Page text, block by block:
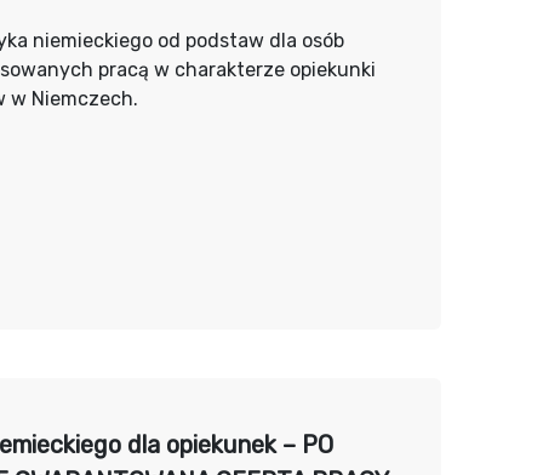
niemieckiego od podstaw dla osób
pracą w charakterze opiekunki
w Niemczech.
dla opiekunek – PO